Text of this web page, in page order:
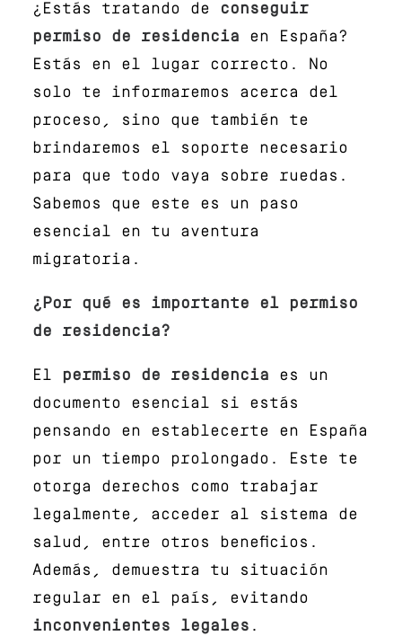
¿Estás tratando de conseguir
permiso de residencia en España?
Estás en el lugar correcto. No
solo te informaremos acerca del
proceso, sino que también te
brindaremos el soporte necesario
para que todo vaya sobre ruedas.
Sabemos que este es un paso
esencial en tu aventura
migratoria.
¿Por qué es importante el permiso
de residencia?
El permiso de residencia es un
documento esencial si estás
pensando en establecerte en España
por un tiempo prolongado. Este te
otorga derechos como trabajar
legalmente, acceder al sistema de
salud, entre otros beneficios.
Además, demuestra tu situación
regular en el país, evitando
inconvenientes legales .